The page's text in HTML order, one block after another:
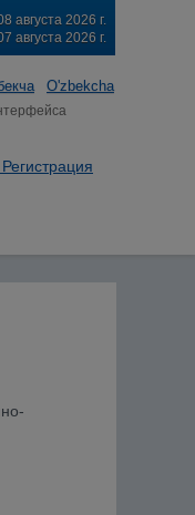
августа 2026 г.
августа 2026 г.
O'zbekcha